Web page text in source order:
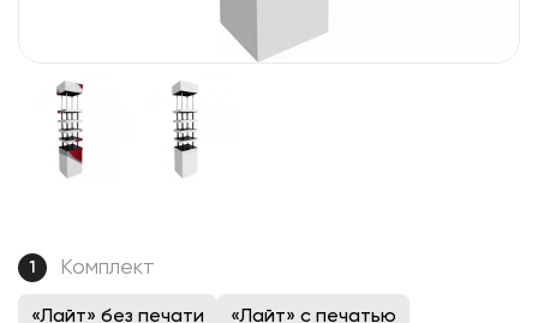
1 Комплект
«Лайт» без печати «Лайт» с печатью